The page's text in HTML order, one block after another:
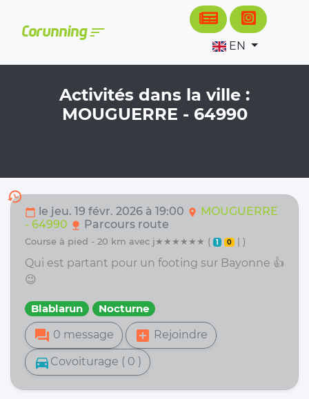
Corunningsort
EN
Activités dans la ville :
MOUGUERRE - 64990
history
calendar_today le jeu. 19 févr. 2026 à 19:00 location_on MOUGUERRE
- 64990 nature Parcours route
course à pied - 20 km avec j★★★★★★ ( 1 0 | )
Qui est partant pour un footing sur Bayonne 👍
😉
Blablarun Nocturne
forum 0 message add_box Rejoindre
directions_car Covoiturage ( 0 )